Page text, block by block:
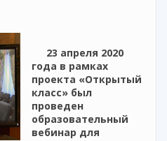
23 апреля 2020
года в рамках
проекта «Открытый
класс» был
проведен
образовательный
вебинар для